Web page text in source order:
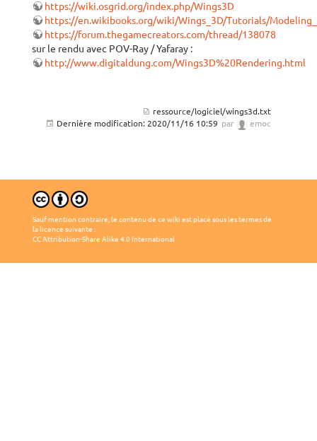
https://wiki.osgrid.org/index.php/Wings3D
https://en.wikibooks.org/wiki/Wings_3D/Tutorials/
https://forum.thegamecreators.com/thread/138078
sur le rendu avec POV-Ray / Yafaray :
http://www.digitaldung.com/Wings3D%20Rendering.html
ressource/logiciel/wings3d.txt
Dernière modification: 2020/11/16 10:59 par emoc
Sauf mention contraire, le contenu de ce wiki est placé sous les termes de
la licence suivante :
CC Attribution-Share Alike 4.0 International